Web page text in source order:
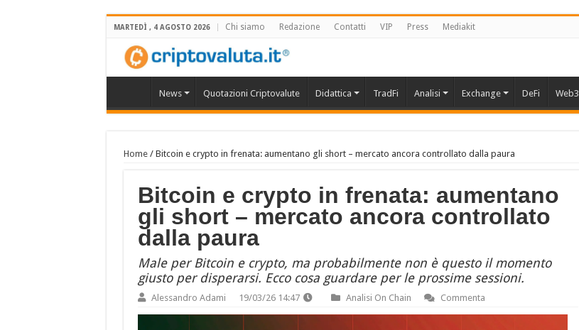
MARTEDÌ , 4 AGOSTO 2026 Chi siamo Redazione Contatti VIP Press Mediakit
News Quotazioni Criptovalute Didattica TradFi Analisi Exchange DeFi Web3
Home/ Bitcoin e crypto in frenata: aumentano gli short – mercato ancora controllato dalla paura
Bitcoin e crypto in frenata: aumentano
gli short – mercato ancora controllato
dalla paura
Male per Bitcoin e crypto, ma probabilmente non è questo il momento
giusto per disperarsi. Ecco cosa guardare per le prossime sessioni.
Alessandro Adami 19/03/26 14:47 Analisi On Chain Commenta